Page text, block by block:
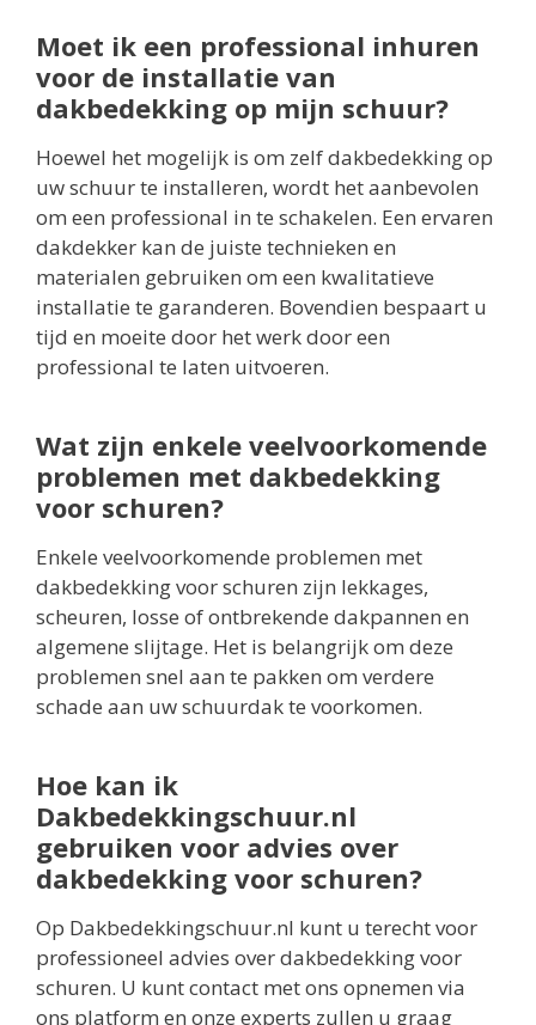
Moet ik een professional inhuren
voor de installatie van
dakbedekking op mijn schuur?
Hoewel het mogelijk is om zelf dakbedekking op
uw schuur te installeren, wordt het aanbevolen
om een professional in te schakelen. Een ervaren
dakdekker kan de juiste technieken en
materialen gebruiken om een kwalitatieve
installatie te garanderen. Bovendien bespaart u
tijd en moeite door het werk door een
professional te laten uitvoeren.
Wat zijn enkele veelvoorkomende
problemen met dakbedekking
voor schuren?
Enkele veelvoorkomende problemen met
dakbedekking voor schuren zijn lekkages,
scheuren, losse of ontbrekende dakpannen en
algemene slijtage. Het is belangrijk om deze
problemen snel aan te pakken om verdere
schade aan uw schuurdak te voorkomen.
Hoe kan ik
Dakbedekkingschuur.nl
gebruiken voor advies over
dakbedekking voor schuren?
Op Dakbedekkingschuur.nl kunt u terecht voor
professioneel advies over dakbedekking voor
schuren. U kunt contact met ons opnemen via
ons platform en onze experts zullen u graag